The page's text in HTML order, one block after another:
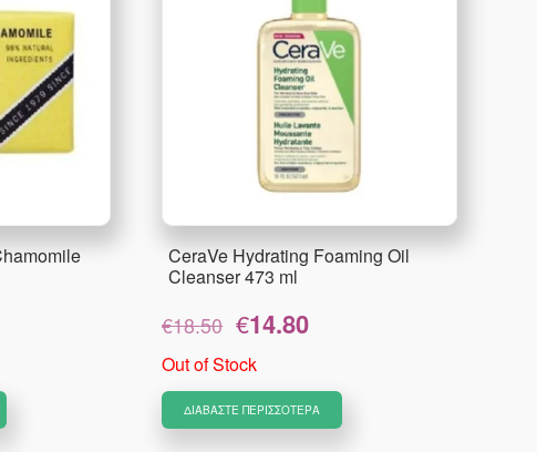
CeraVe Hydrating Foaming Oil
Cleanser 473 ml
€18.50
Original
price
was:
€14.80
€14.80.
Out of Stock
ΔΙΑΒΆΣΤΕ ΠΕΡΙΣΣΌΤΕΡΑ